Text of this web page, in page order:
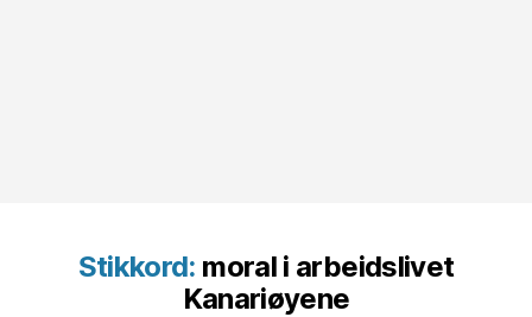
Stikkord: moral i arbeidslivet
Kanariøyene